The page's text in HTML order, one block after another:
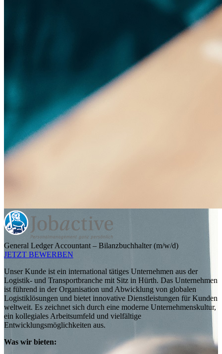
General Ledger Accountant – Bilanzbuchhalter (m/w/d)
JETZT BEWERBEN
Unser Kunde ist ein international tätiges Unternehmen aus der
Logistik- und Transportbranche mit Sitz in Hürth. Das Unternehmen
ist führend in der Organisation und Abwicklung von globalen
Logistiklösungen und bietet innovative Dienstleistungen für Kunden
weltweit. Es zeichnet sich durch eine moderne Unternehmenskultur,
ein kollegiales Arbeitsumfeld und vielfältige
Entwicklungsmöglichkeiten aus.
Was wir bieten: